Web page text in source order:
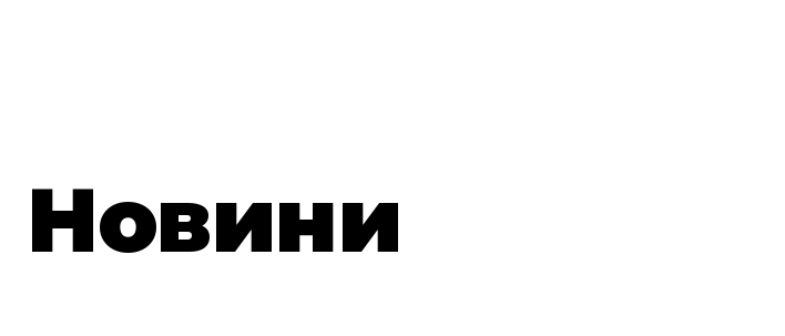
Новини